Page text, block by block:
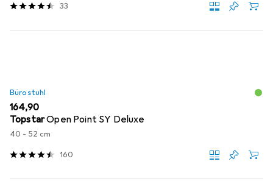
33
Bürostuhl
EUR
164,90
TopstarOpen Point SY Deluxe
40 - 52 cm
160